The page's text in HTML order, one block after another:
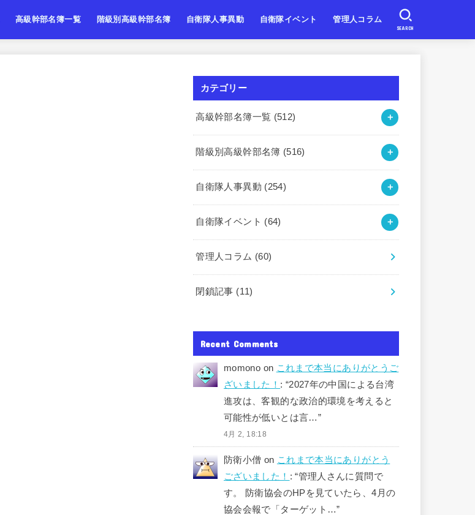
高級幹部名簿一覧 階級別高級幹部名簿 自衛隊人事異動 自衛隊イベント 管理人コラム
SEARCH
カテゴリー
高級幹部名簿一覧 (512)
階級別高級幹部名簿 (516)
自衛隊人事異動 (254)
自衛隊イベント (64)
管理人コラム (60)
閉鎖記事 (11)
Recent Comments
momono on これまで本当にありがとうご
ざいました！ : “2027年の中国による台湾
進攻は、客観的な政治的環境を考えると
可能性が低いとは言…”
4月 2, 18:18
防衛小僧 on これまで本当にありがとう
ございました！ : “管理人さんに質問で
す。 防衛協会のHPを見ていたら、4月の
協会会報で「ターゲット…”